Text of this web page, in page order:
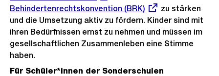
Link:
Behindertenrechtskonvention (BRK)
zu stärken
und die Umsetzung aktiv zu fördern. Kinder sind mit
ihren Bedürfnissen ernst zu nehmen und müssen im
gesellschaftlichen Zusammenleben eine Stimme
haben.
Für Schüler*innen der Sonderschulen